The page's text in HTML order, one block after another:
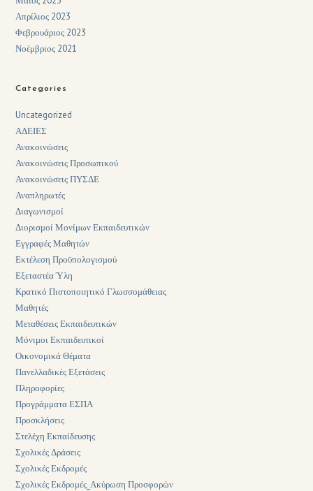
Απρίλιος 2023
Φεβρουάριος 2023
Νοέμβριος 2021
Categories
Uncategorized
ΑΔΕΙΕΣ
Ανακοινώσεις
Ανακοινώσεις Προσωπικού
Ανακοινώσεις ΠΥΣΔΕ
Αναπληρωτές
Διαγωνισμοί
Διορισμοί Μονίμων Εκπαιδευτικών
Εγγραφές Μαθητών
Εκτέλεση Προϋπολογισμού
Εξεταστέα Ύλη
Κρατικό Πιστοποιητικό Γλωσσομάθειας
Μαθητές
Μεταθέσεις Εκπαιδευτικών
Μόνιμοι Εκπαιδευτικοί
Οικονομικά Θέματα
Πανελλαδικές Εξετάσεις
Πληροφορίες
Προγράμματα ΕΣΠΑ
Προσκλήσεις
Στελέχη Εκπαίδευσης
Σχολικές Δράσεις
Σχολικές Εκδρομές
Σχολικές Εκδρομές_Ακύρωση Προσφορών